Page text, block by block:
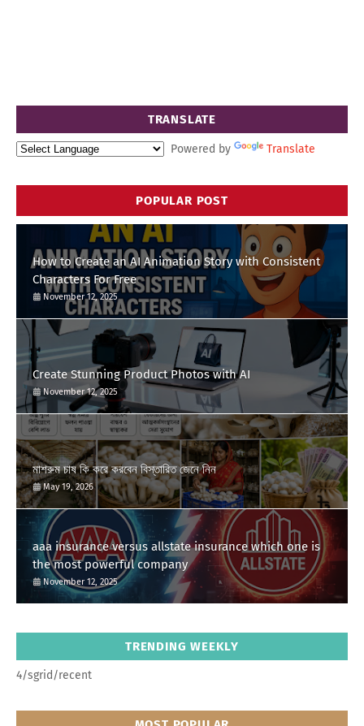
TRANSLATE
Powered by Translate
POPULAR POST
How to Create an AI Animation Story with Consistent
Characters For Free
November 12, 2025
Create Stunning Product Photos with AI
November 12, 2025
মাশরুম চাষ কি করে করবেন বিস্তারিত জেনে নিন
May 19, 2026
aaa insurance versus allstate insurance which one is
the most powerful company
November 12, 2025
TRENDING WEEKLY
4/sgrid/recent